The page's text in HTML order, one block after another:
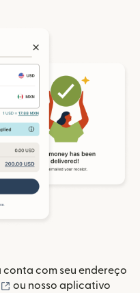
conta com seu endereço
(abre em uma nova
ou nosso aplicativo